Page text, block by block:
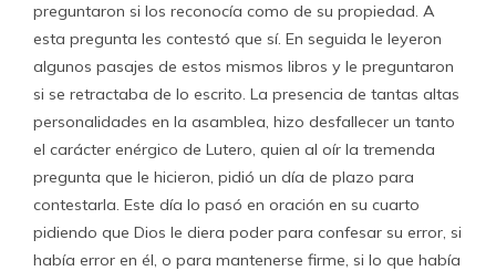
preguntaron si los reconocía como de su propiedad. A
esta pregunta les contestó que sí. En seguida le leyeron
algunos pasajes de estos mismos libros y le preguntaron
si se retractaba de lo escrito. La presencia de tantas altas
personalidades en la asamblea, hizo desfallecer un tanto
el carácter enérgico de Lutero, quien al oír la tremenda
pregunta que le hicieron, pidió un día de plazo para
contestarla. Este día lo pasó en oración en su cuarto
pidiendo que Dios le diera poder para confesar su error, si
había error en él, o para mantenerse firme, si lo que había